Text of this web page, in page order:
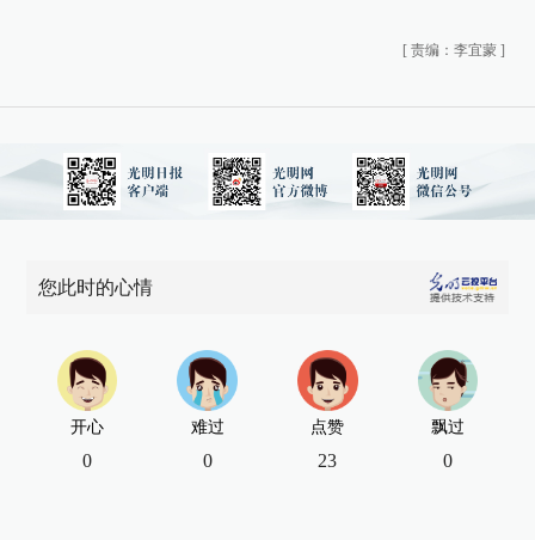
[ 责编：李宜蒙 ]
您此时的心情
开心
0
难过
0
点赞
23
飘过
0